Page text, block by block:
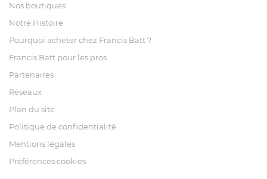
Nos boutiques
Notre Histoire
Pourquoi acheter chez Francis Batt ?
Francis Batt pour les pros
Partenaires
Réseaux
Plan du site
Politique de confidentialité
Mentions légales
Préférences cookies